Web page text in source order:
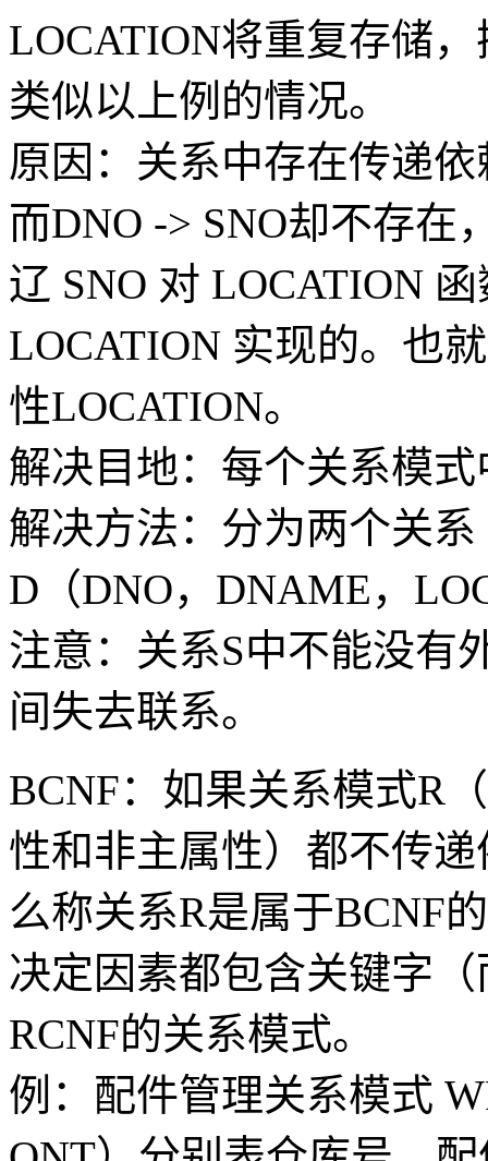
LOCATION将重复存储
类似以上例的情况。
原因：关系中存在传递
而DNO -> SNO却不存在
辽 SNO 对 LOCATION
LOCATION 实现的。也
性LOCATION。
解决目地：每个关系模
解决方法：分为两个关
D（DNO，DNAME，
注意：关系S中不能没有
间失去联系。
BCNF：如果关系模式R
性和非主属性）都不传
么称关系R是属于BCNF
决定因素都包含关键字
RCNF的关系模式。
例：配件管理关系模式